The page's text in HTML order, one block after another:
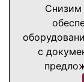
Снизим
с